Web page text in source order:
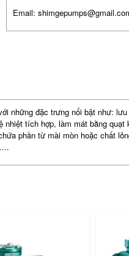
Email:
những đặc trưng nổi bật như:
tích hợp, làm mát bằng
phần từ mài mòn hoặc chất